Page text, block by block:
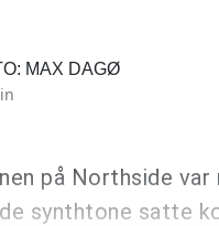
MAX DAGØ
på Northside
synthtone satte